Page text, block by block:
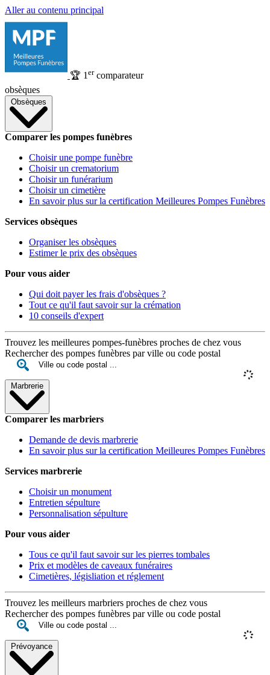
Aller au contenu principal
🏆 1 ercomparateur
obsèques
Obsèques
Comparer les pompes funèbres
Choisir une pompe funèbre
Choisir un crematorium
Choisir un funérarium
Choisir un cimetière
En savoir plus sur la certification Meilleures Pompes Funèbres
Services obsèques
Organiser les obsèques
Estimer le prix des obsèques
Pour vous aider
Qui doit payer les frais d'obsèques ?
Tout ce qu'il faut savoir sur la crémation
10 conseils d'expert
Trouvez les meilleures pompes-funèbres proches de chez vous
Rechercher des pompes funèbres par ville ou code postal
Marbrerie
Comparer les marbriers
Demande de devis marbrerie
En savoir plus sur la certification Meilleures Pompes Funèbres
Services marbrerie
Choisir un monument
Entretien sépulture
Personnalisation sépulture
Pour vous aider
Tous ce qu'il faut savoir sur les pierres tombales
Prix et modèles de caveaux funéraires
Cimetières, législiation et réglement
Trouvez les meilleurs marbriers proches de chez vous
Rechercher des pompes funèbres par ville ou code postal
Prévoyance